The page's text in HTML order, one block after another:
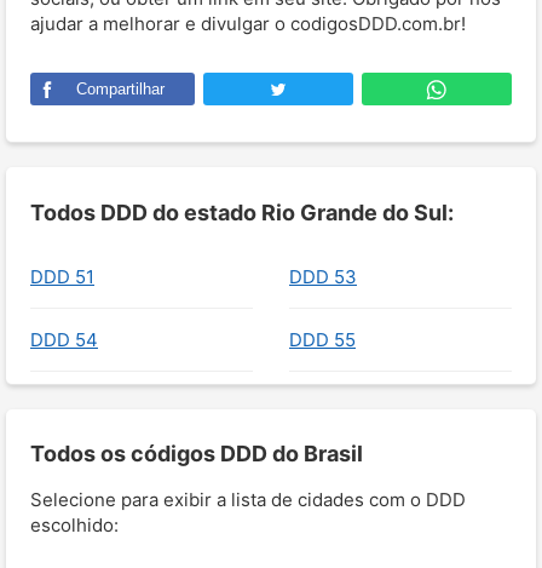
ajudar a melhorar e divulgar o codigosDDD.com.br!
Compartilhar
Todos DDD do estado Rio Grande do Sul:
DDD 51 DDD 53
DDD 54 DDD 55
Todos os códigos DDD do Brasil
Selecione para exibir a lista de cidades com o DDD
escolhido: